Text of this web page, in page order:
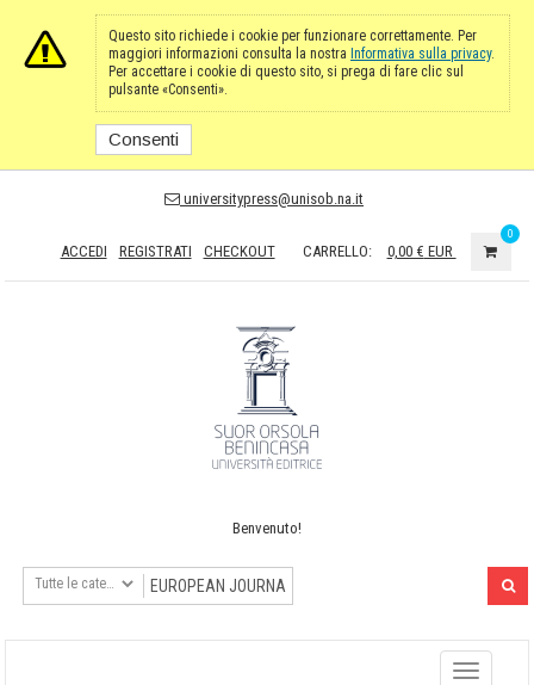
Questo sito richiede i cookie per funzionare correttamente. Per
maggiori informazioni consulta la nostra Informativa sulla privacy.
Per accettare i cookie di questo sito, si prega di fare clic sul
pulsante «Consenti».
Consenti
universitypress@unisob.na.it
ACCEDI REGISTRATI CHECKOUT CARRELLO: 0,00 € EUR
0
Benvenuto!
Toggle